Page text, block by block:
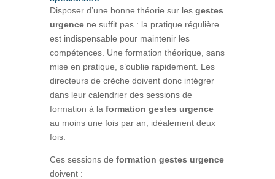
Disposer d’une bonne théorie sur les gestes
urgencene suffit pas : la pratique régulière
est indispensable pour maintenir les
compétences. Une formation théorique, sans
mise en pratique, s’oublie rapidement. Les
directeurs de crèche doivent donc intégrer
dans leur calendrier des sessions de
formation à la formation gestes urgence
au moins une fois par an, idéalement deux
fois.
Ces sessions de formation gestes urgence
doivent :